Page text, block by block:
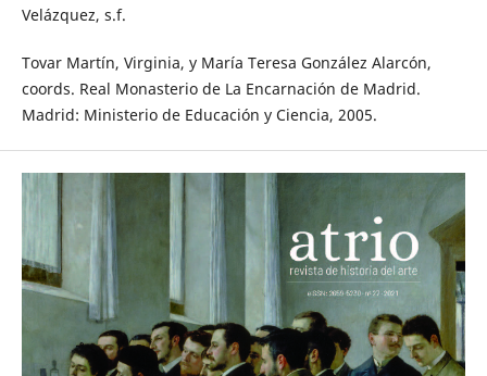
Velázquez, s.f.
Tovar Martín, Virginia, y María Teresa González Alarcón,
coords. Real Monasterio de La Encarnación de Madrid.
Madrid: Ministerio de Educación y Ciencia, 2005.